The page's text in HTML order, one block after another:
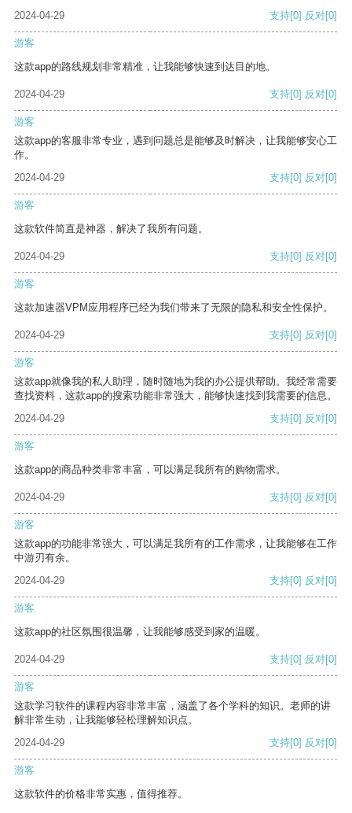
2024-04-29
支持[0] 反对[0]
游客
这款app的路线规划非常精准，让我能够快速到达目的地。
2024-04-29 支持[0] 反对[0]
游客
这款app的客服非常专业，遇到问题总是能够及时解决，让我能够安心工
作。
2024-04-29
支持[0] 反对[0]
游客
这款软件简直是神器，解决了我所有问题。
2024-04-29 支持[0] 反对[0]
游客
这款加速器VPM应用程序已经为我们带来了无限的隐私和安全性保护。
2024-04-29 支持[0] 反对[0]
游客
这款app就像我的私人助理，随时随地为我的办公提供帮助。我经常需要
查找资料，这款app的搜索功能非常强大，能够快速找到我需要的信息。
2024-04-29
支持[0] 反对[0]
游客
这款app的商品种类非常丰富，可以满足我所有的购物需求。
2024-04-29 支持[0] 反对[0]
游客
这款app的功能非常强大，可以满足我所有的工作需求，让我能够在工作
中游刃有余。
2024-04-29
支持[0] 反对[0]
游客
这款app的社区氛围很温馨，让我能够感受到家的温暖。
2024-04-29 支持[0] 反对[0]
游客
这款学习软件的课程内容非常丰富，涵盖了各个学科的知识。老师的讲
解非常生动，让我能够轻松理解知识点。
2024-04-29
支持[0] 反对[0]
游客
这款软件的价格非常实惠，值得推荐。